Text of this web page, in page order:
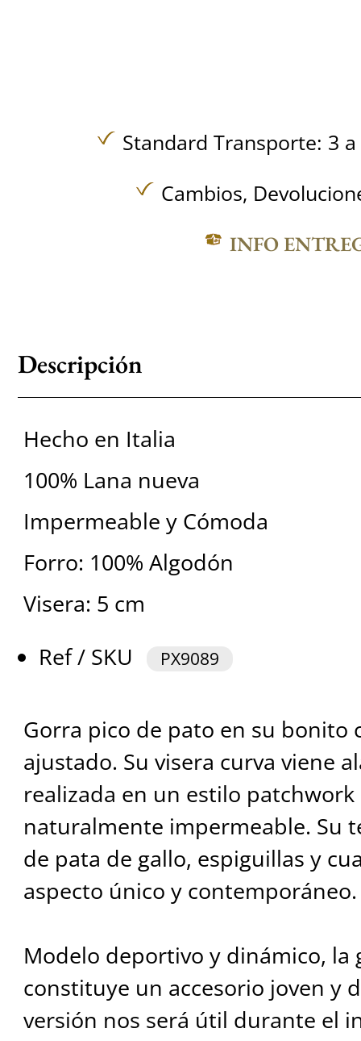
Standard Transporte: 3
Cambios,
INFO
Descripción
Hecho en Italia
100% Lana nueva
Impermeable y Cómoda
Forro: 100% Algodón
Visera: 5 cm
Ref / SKU
PX9089
Gorra pico de pato en su
ajustado. Su visera curva viene
realizada en un estilo
naturalmente impermeable. Su
de pata de gallo, espiguillas y
aspecto único y contemporáneo.
Modelo deportivo y dinámico, la
constituye un accesorio joven y
versión nos será útil durante el